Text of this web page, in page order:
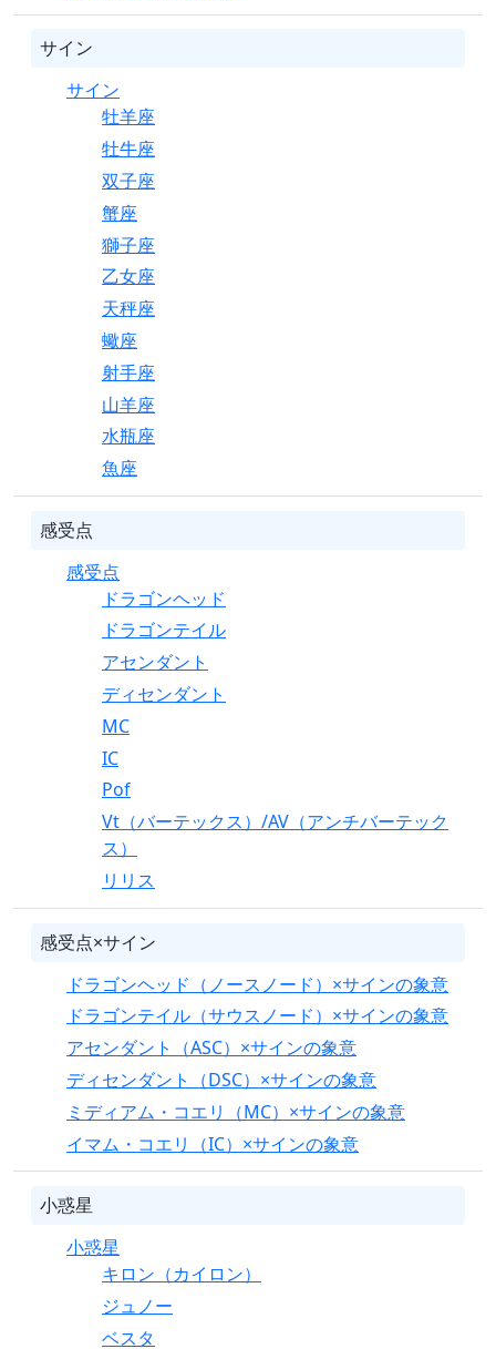
サイン
サイン
牡羊座
牡牛座
双子座
蟹座
獅子座
乙女座
天秤座
蠍座
射手座
山羊座
水瓶座
魚座
感受点
感受点
ドラゴンヘッド
ドラゴンテイル
アセンダント
ディセンダント
MC
IC
Pof
Vt（バーテックス）/AV（アンチバーテック
ス）
リリス
感受点×サイン
ドラゴンヘッド（ノースノード）×サインの象意
ドラゴンテイル（サウスノード）×サインの象意
アセンダント（ASC）×サインの象意
ディセンダント（DSC）×サインの象意
ミディアム・コエリ（MC）×サインの象意
イマム・コエリ（IC）×サインの象意
小惑星
小惑星
キロン（カイロン）
ジュノー
ベスタ